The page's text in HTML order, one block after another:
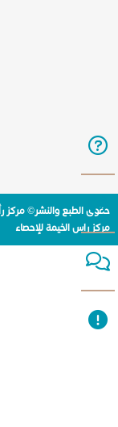
حقوق الطبع والنشر© مركز
مركز راس الخيمة للإحصاء